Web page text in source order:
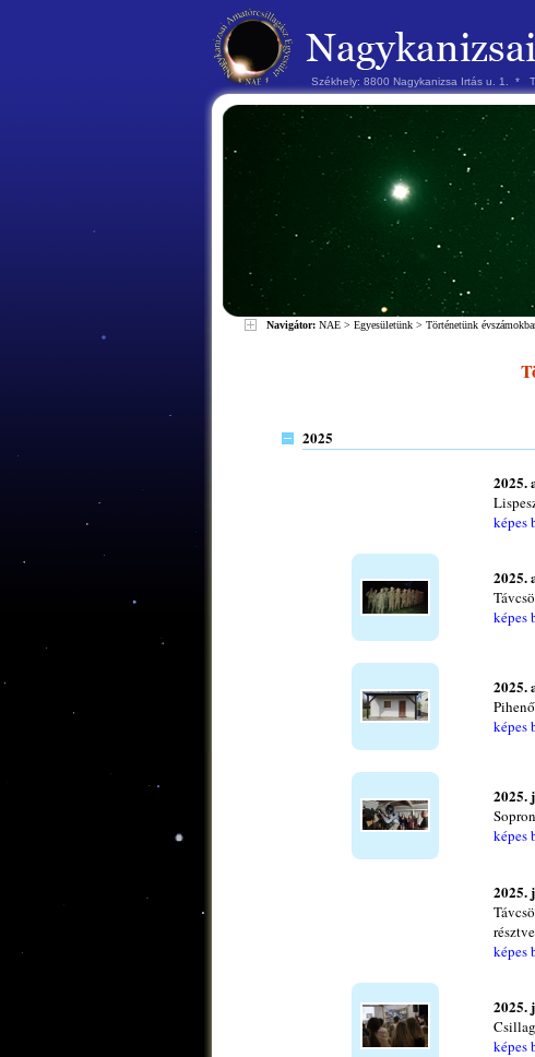
Székhely: 8800 Nagykanizsa Irtás u. 1. *
Navigátor: NAE > Egyesületünk > Történetünk
2025
2025.
képes
2025.
képes
2025.
képes
2025.
képes
2025.
képes
2025.
képes